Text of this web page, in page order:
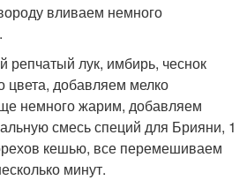
вливаем немного
репчатый лук, имбирь, чеснок
цвета, добавляем мелко
немного жарим, добавляем
смесь специй для Брияни, 1
кешью, все перемешиваем
минут.